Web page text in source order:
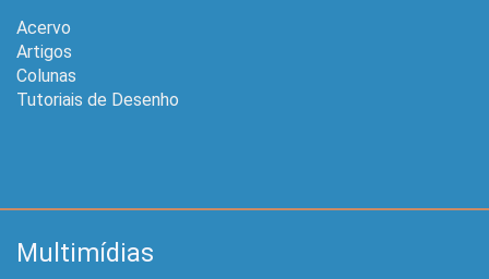
Acervo
Artigos
Colunas
Tutoriais de Desenho
Multimídias